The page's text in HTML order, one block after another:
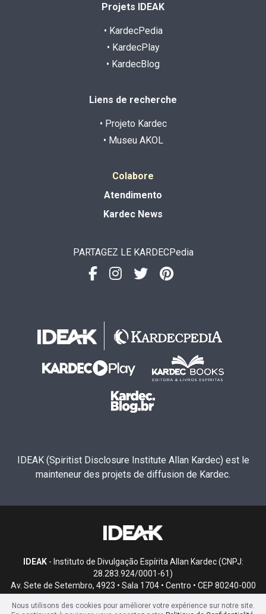
Projets IDEAK
• KardecPedia
• KardecPlay
• KardecBlog
Liens de recherche
• Projeto Kardec
• Museu AKOL
Colabore
Atendimento
Kardec News
PARTAGEZ LE KARDECPedia
IDEAK (Spiritist Disclosure Institute Allan Kardec) est le
mainteneur des projets de diffusion de Kardec.
IDEAK- Instituto de Divulgação Espírita Allan Kardec (CNPJ:
28.283.924/0001-61)
Av. Sete de Setembro, 4923 • Sala 1704 • Centro • CEP 80240-000
Nous utilisons des cookies pour améliorer votre expérience sur notre site.